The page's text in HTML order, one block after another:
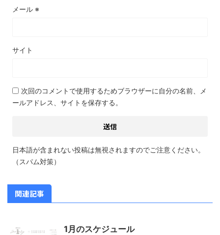
メール ※
サイト
次回のコメントで使用するためブラウザーに自分の名前、メ
ールアドレス、サイトを保存する。
日本語が含まれない投稿は無視されますのでご注意ください。
（スパム対策）
関連記事
1月のスケジュール